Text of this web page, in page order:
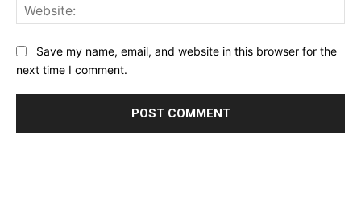
Save my name, email, and website in this browser for the
next time I comment.